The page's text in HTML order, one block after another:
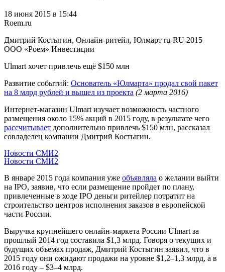
18 июня 2015 в 15:44
Roem.ru
Дмитрий Костыгин, Онлайн-ритейл, Юлмарт ru-RU 2015
ООО «Роем» Инвестиции
Ulmart хочет привлечь ещё $150 млн
Развитие событий: Основатель «Юлмарта» продал свой пакет
на 8 млрд рублей и вышел из проекта (2 марта 2016)
Интернет-магазин Ulmart изучает возможность частного
размещения около 15% акций в 2015 году, в результате чего
рассчитывает дополнительно привлечь $150 млн, рассказал
совладелец компании Дмитрий Костыгин.
Новости СМИ2
Новости СМИ2
В январе 2015 года компания уже объявляла о желании выйти
на IPO, заявив, что если размещение пройдет по плану,
привлеченные в ходе IPO деньги ритейлер потратит на
строительство центров исполнения заказов в европейской
части России.
Выручка крупнейшего онлайн-маркета России Ulmart за
прошлый 2014 год составила $1,3 млрд. Говоря о текущих и
будущих объемах продаж, Дмитрий Костыгин заявил, что в
2015 году они ожидают продажи на уровне $1,2–1,3 млрд, а в
2016 году – $3–4 млрд.